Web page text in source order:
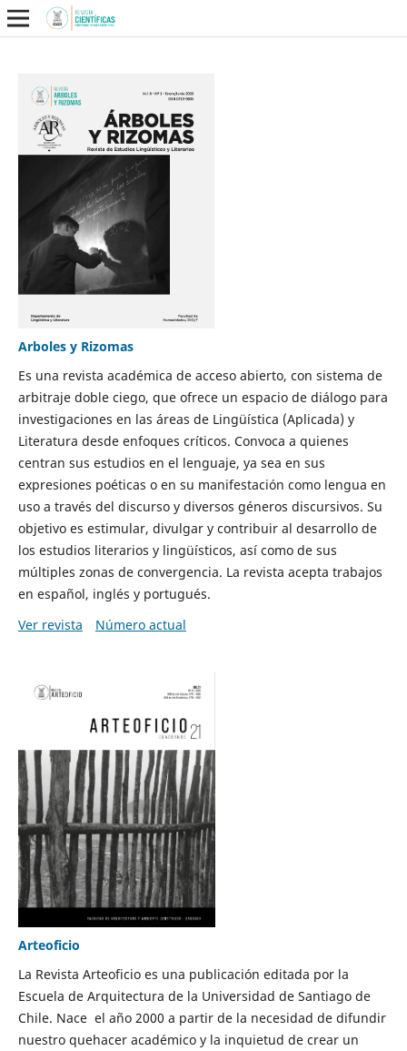
Arboles y Rizomas
Es una revista académica de acceso abierto, con sistema de
arbitraje doble ciego, que ofrece un espacio de diálogo para
investigaciones en las áreas de Lingüística (Aplicada) y
Literatura desde enfoques críticos. Convoca a quienes
centran sus estudios en el lenguaje, ya sea en sus
expresiones poéticas o en su manifestación como lengua en
uso a través del discurso y diversos géneros discursivos. Su
objetivo es estimular, divulgar y contribuir al desarrollo de
los estudios literarios y lingüísticos, así como de sus
múltiples zonas de convergencia. La revista acepta trabajos
en español, inglés y portugués.
Ver revista
Número actual
Arteoficio
La Revista Arteoficio es una publicación editada por la
Escuela de Arquitectura de la Universidad de Santiago de
Chile. Nace el año 2000 a partir de la necesidad de difundir
nuestro quehacer académico y la inquietud de crear un